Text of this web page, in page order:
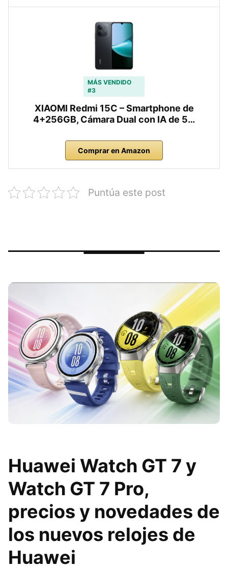
MÁS VENDIDO
#3
XIAOMI Redmi 15C – Smartphone de
4+256GB, Cámara Dual con IA de 5…
Comprar en Amazon
Puntúa este post
Huawei Watch GT 7 y
Watch GT 7 Pro,
precios y novedades de
los nuevos relojes de
Huawei